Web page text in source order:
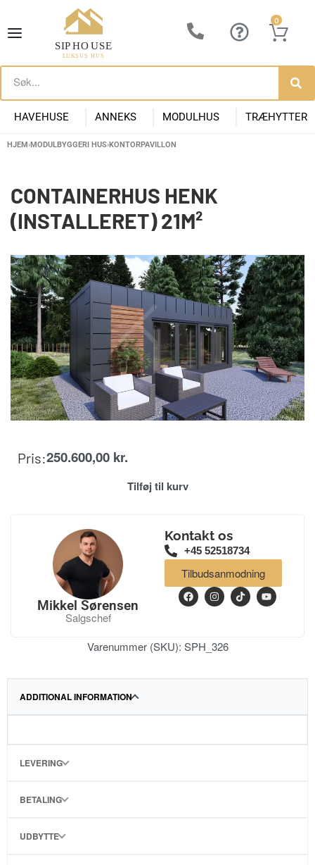
0
HAVEHUSE
Lille Havehus i Træ Have Anneks
ANNEKS
Luksus Anneks
MODULHUS
Container huse
TRÆHYTTER
HJEM›MODULBYGGERI HUS›KONTORPAVILLON
CONTAINERHUS HENK
(INSTALLERET) 21M²
Pris:250.600,00 kr.
Tilføj til kurv
Kontakt os
+45 52518734
Tilbudsanmodning
Mikkel Sørensen
Salgschef
Varenummer (SKU): SPH_326
ADDITIONAL INFORMATION
LEVERING
BETALING
UDBYTTE